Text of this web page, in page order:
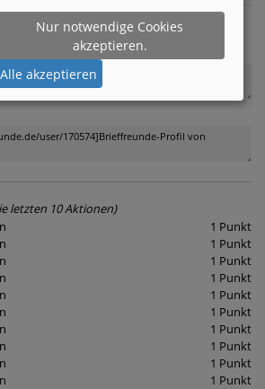
letzten 10 Aktionen)
1 Punkt
1 Punkt
1 Punkt
1 Punkt
1 Punkt
1 Punkt
1 Punkt
1 Punkt
1 Punkt
1 Punkt
Nur notwendige Cookies
akzeptieren.
Alle akzeptieren